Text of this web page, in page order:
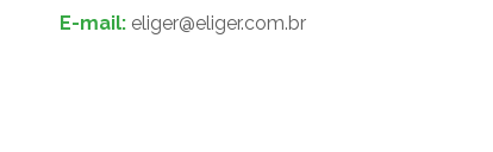
E-mail: eliger@eliger.com.br